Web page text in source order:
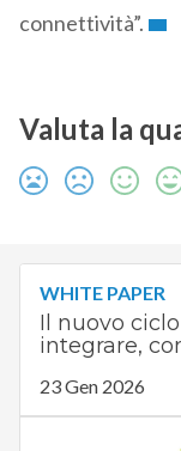
connettività”.
Valuta la
WHITE PAPER
Il nuovo
integrare,
23 Gen 2026